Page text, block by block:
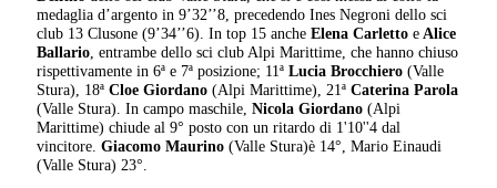
medaglia d’argento in 9’32’’8, precedendo Ines Negroni dello sci
club 13 Clusone (9’34’’6). In top 15 ancheElena CarlettoeAlice
Ballario, entrambe dello sci club Alpi Marittime, che hanno chiuso
rispettivamente in 6ª e 7ª posizione; 11ªLucia Brocchiero (Valle
Stura), 18ªCloe Giordano (Alpi Marittime), 21ªCaterina Parola
(Valle Stura). In campo maschile,Nicola Giordano (Alpi
Marittime) chiude al 9° posto con un ritardo di 1'10''4 dal
vincitore.Giacomo Maurino (Valle Stura)è 14°, Mario Einaudi
(Valle Stura) 23°.